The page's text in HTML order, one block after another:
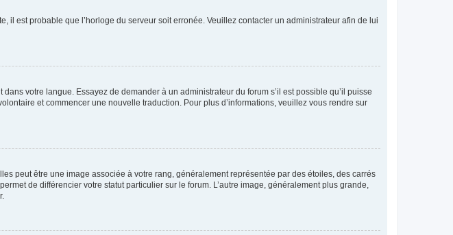
il est probable que l’horloge du serveur soit erronée. Veuillez contacter un administrateur afin de lui
votre langue. Essayez de demander à un administrateur du forum s’il est possible qu’il puisse
et commencer une nouvelle traduction. Pour plus d’informations, veuillez vous rendre sur
peut être une image associée à votre rang, généralement représentée par des étoiles, des carrés
de différencier votre statut particulier sur le forum. L’autre image, généralement plus grande,